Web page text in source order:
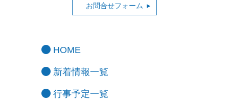
お問合せフォーム
HOME
新着情報一覧
行事予定一覧